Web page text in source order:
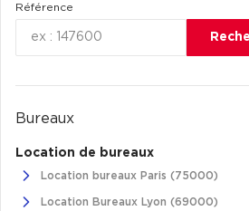
Référence
Bureaux
Location de bureaux
Location bureaux Paris (75000)
Location Bureaux Lyon (69000)